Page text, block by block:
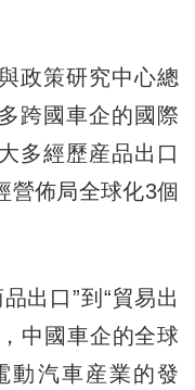
策研究中心總
跨國車企的國際
多經歷産品出口
營佈局全球化3個
出口”到“貿易出
中國車企的全球
動汽車産業的發